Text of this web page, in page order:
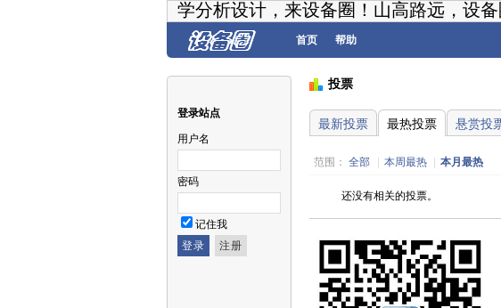
学分析设计，来设备圈！山高路远，设备
首页 帮助
登录站点
用户名
密码
记住我
投票
最新投票 最热投票 悬赏投
范围： 全部 本周最热 本月最热
还没有相关的投票。